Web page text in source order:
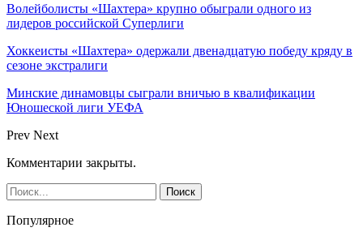
Волейболисты «Шахтера» крупно обыграли одного из
лидеров российской Суперлиги
Хоккеисты «Шахтера» одержали двенадцатую победу кряду в
сезоне экстралиги
Минские динамовцы сыграли вничью в квалификации
Юношеской лиги УЕФА
Prev Next
Комментарии закрыты.
Популярное